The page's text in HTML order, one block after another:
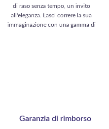
3,49 €.
di raso senza tempo, un invito
all'eleganza. Lasci correre la sua
immaginazione con una gamma di
Garanzia di rimborso